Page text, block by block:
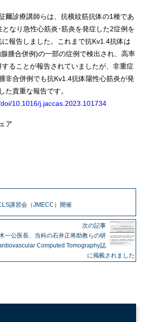
爾診療講師らは、抗横紋筋抗体の1種であ
なり急性心筋炎･筋炎を発症した2症例を
報告しました。これまで抗Kv1.4抗体は
腫合併例)の一部の症例で検出され、高率
ることが報告されていましたが、非重症
非合併例でも抗Kv1.4抗体陽性心筋炎が発
た貴重な報告です。
10.1016/j.jaccas.2023.101734
ア
講習会（JMECC）開催
次の記事
一公医長、当科の石井正将助教らの研
Computed Tomography誌
に掲載されました